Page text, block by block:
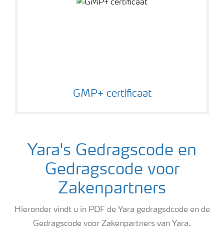
GMP+ certificaat
Yara's Gedragscode en
Gedragscode voor
Zakenpartners
Hieronder vindt u in PDF de Yara gedragsdcode en de
Gedragscode voor Zakenpartners van Yara.